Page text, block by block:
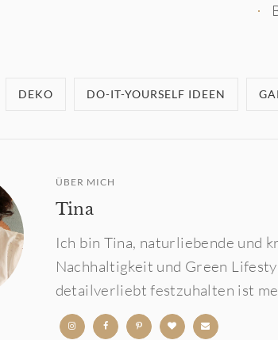
DEKO DO-IT-YOURSELF IDEEN
ÜBER MICH
Tina
Ich bin Tina, naturliebende und
Nachhaltigkeit und Green
detailverliebt festzuhalten ist